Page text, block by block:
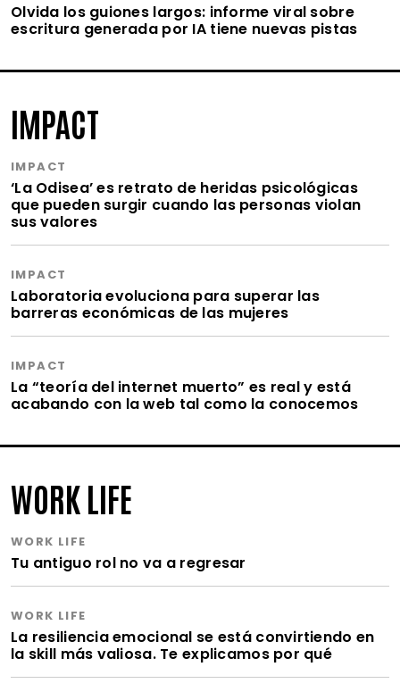
Olvida los guiones largos: informe viral sobre
escritura generada por IA tiene nuevas pistas
IMPACT
IMPACT
‘La Odisea’ es retrato de heridas psicológicas
que pueden surgir cuando las personas violan
sus valores
IMPACT
Laboratoria evoluciona para superar las
barreras económicas de las mujeres
IMPACT
La “teoría del internet muerto” es real y está
acabando con la web tal como la conocemos
WORK LIFE
WORK LIFE
Tu antiguo rol no va a regresar
WORK LIFE
La resiliencia emocional se está convirtiendo en
la skill más valiosa. Te explicamos por qué